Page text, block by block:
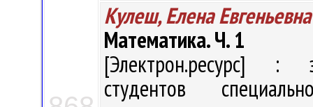
Кулеш, Елена Евгеньевна
Математика. Ч. 1
[Электрон.ресурс] :
студентов